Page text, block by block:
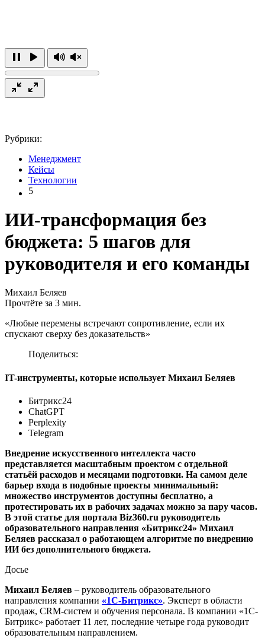
Рубрики:
Менеджмент
Кейсы
Технологии
5
ИИ-трансформация без
бюджета: 5 шагов для
руководителя и его команды
Михаил Беляев
Прочтёте за 3 мин.
«Любые перемены встречают сопротивление, если их
спускают сверху без доказательств»
Поделиться:
IT-инструменты, которые использует Михаил Беляев
Битрикс24
ChatGPT
Perplexity
Telegram
Внедрение искусственного интеллекта часто
представляется масштабным проектом с отдельной
статьёй расходов и месяцами подготовки. На самом деле
барьер входа в подобные проекты минимальный:
множество инструментов доступны бесплатно, а
протестировать их в рабочих задачах можно за пару часов.
В этой статье для портала Biz360.ru руководитель
образовательного направления «Битрикс24» Михаил
Беляев рассказал о работающем алгоритме по внедрению
ИИ без дополнительного бюджета.
Досье
Михаил Беляев – руководитель образовательного
направления компании «1С-Битрикс». Эксперт в области
продаж, CRM-систем и обучения персонала. В компании «1С-
Битрикс» работает 11 лет, последние четыре года руководит
образовательным направлением.